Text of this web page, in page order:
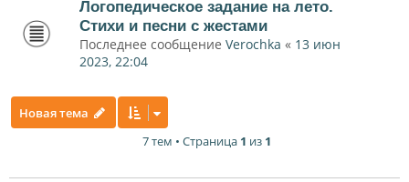
Логопедическое задание на лето.
Стихи и песни с жестами
Последнее сообщение Verochka « 13 июн
2023, 22:04
Новая тема
7 тем • Страница 1 из 1